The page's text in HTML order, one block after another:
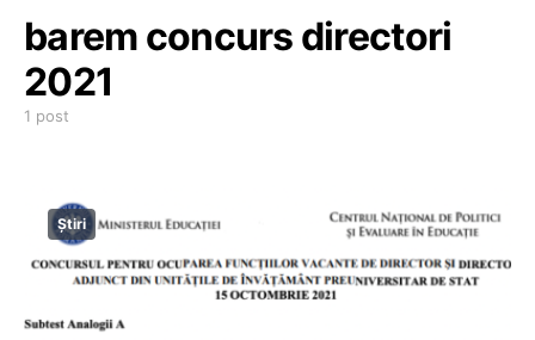
barem concurs directori
2021
1 post
Știri